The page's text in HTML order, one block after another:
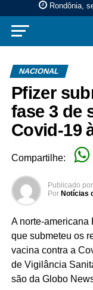
Rondônia,
NACIONAL
Pfizer
fase 3 de
Covid-19
Compartilhe:
Publicado por
Por Notícias
A norte-americana
que submeteu os
vacina contra a
de Vigilância
são da Globo